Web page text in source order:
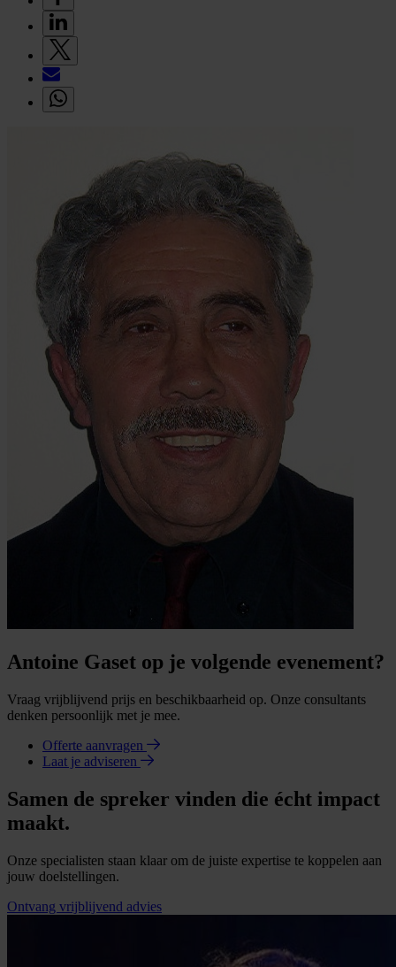
Antoine Gaset op je volgende evenement?
Vraag vrijblijvend prijs en beschikbaarheid op. Onze consultants
denken persoonlijk met je mee.
Offerte aanvragen
Laat je adviseren
Samen de spreker vinden die écht impact
maakt.
Onze specialisten staan klaar om de juiste expertise te koppelen aan
jouw doelstellingen.
Ontvang vrijblijvend advies